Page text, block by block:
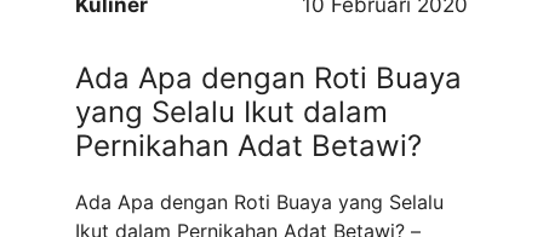
Kuliner 10 Februari 2020
Ada Apa dengan Roti Buaya
yang Selalu Ikut dalam
Pernikahan Adat Betawi?
Ada Apa dengan Roti Buaya yang Selalu
Ikut dalam Pernikahan Adat Betawi? –